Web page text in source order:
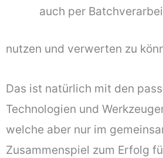
auch per
nutzen und verwerten zu
Das ist natürlich mit den
Technologien und
welche aber nur im
Zusammenspiel zum Erfolg